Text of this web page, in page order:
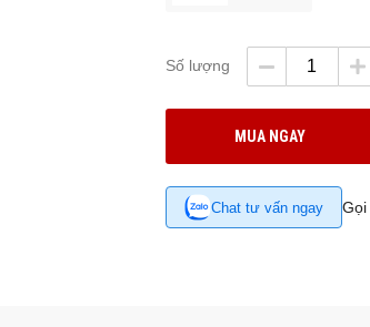
Số lượng
MUA NGAY
Chat tư vấn ngay Gọi